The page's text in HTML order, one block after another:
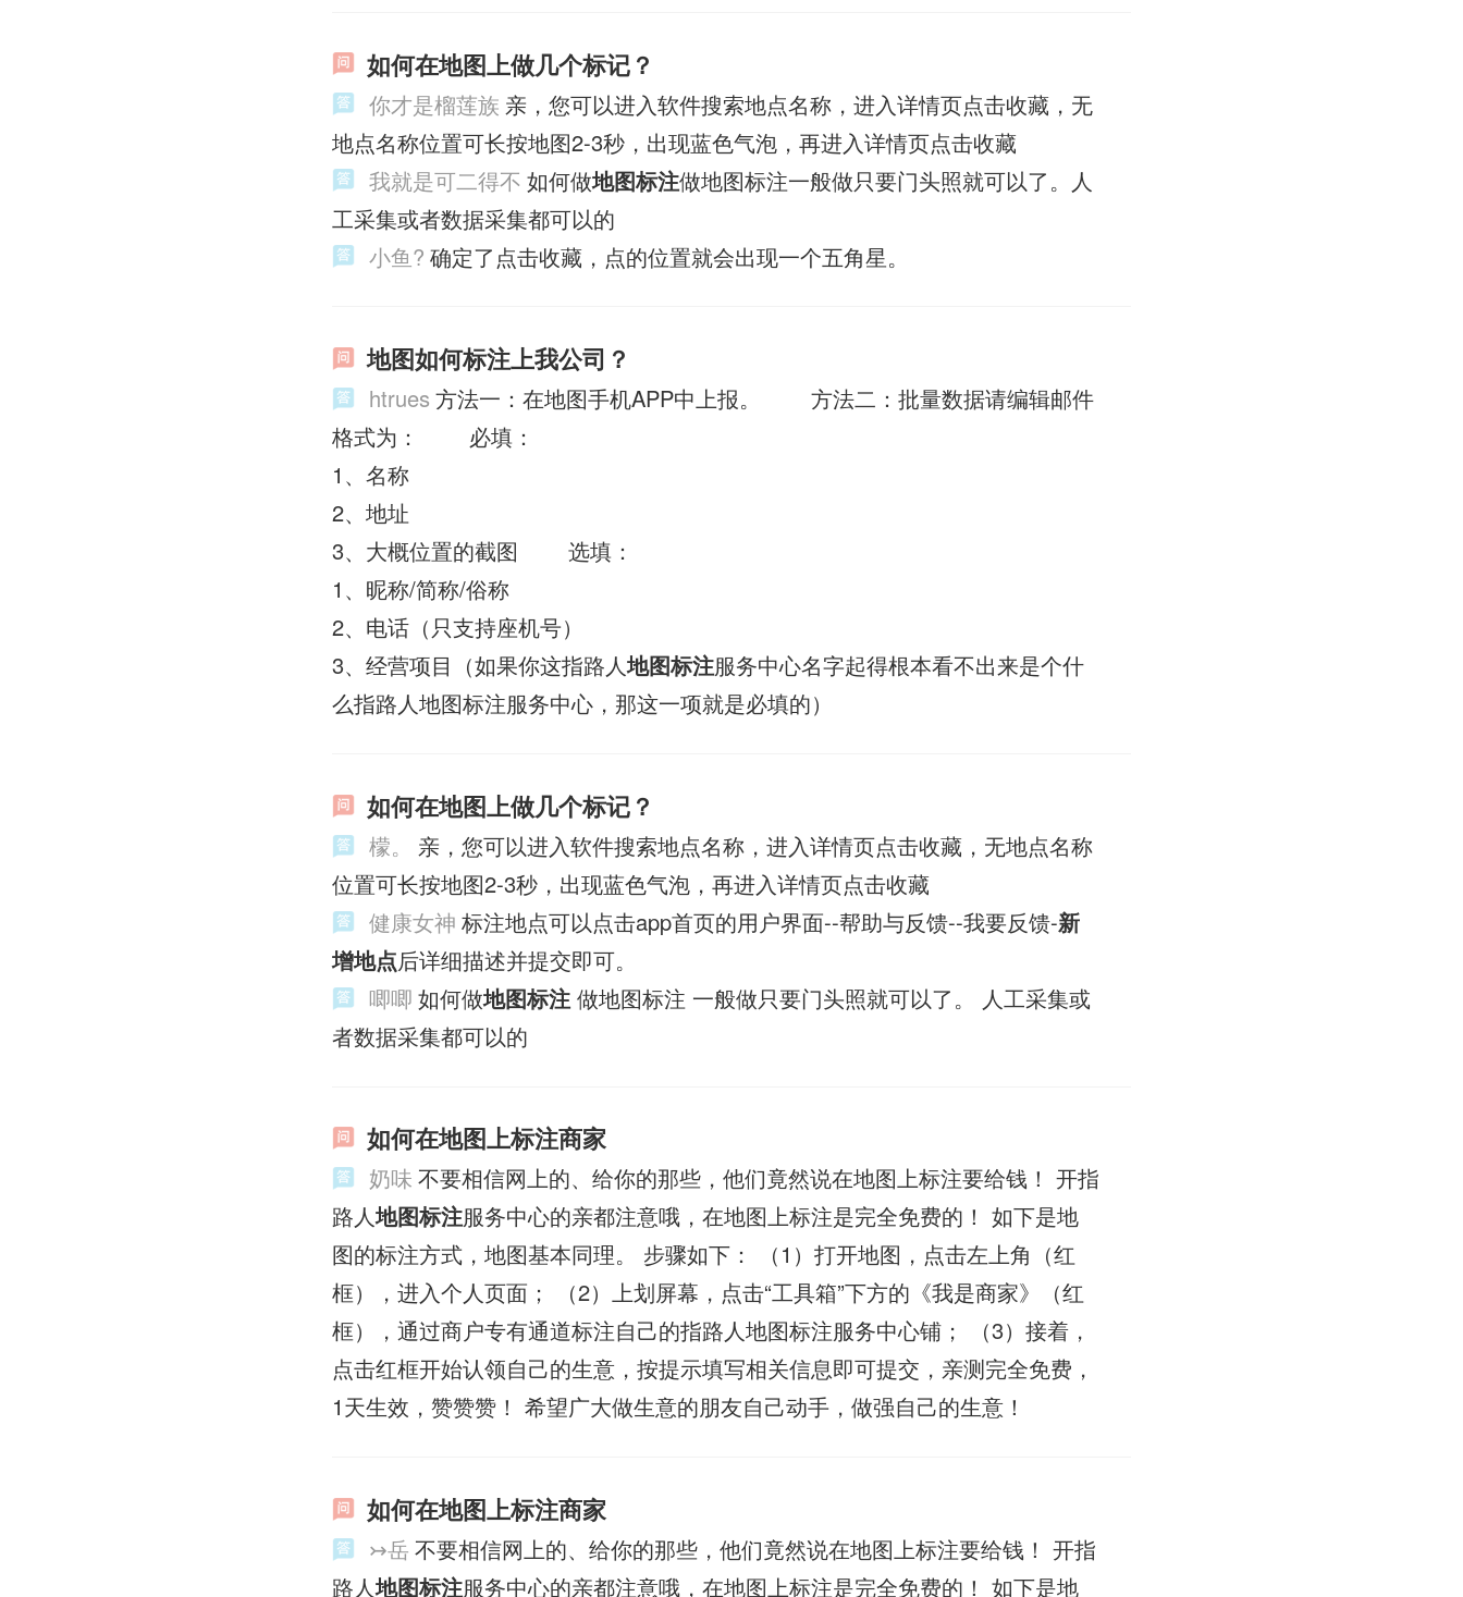
如何在地图上做几个标记？
你才是榴莲族 亲，您可以进入软件搜索地点名称，进入详情页点击收藏，无
地点名称位置可长按地图2-3秒，出现蓝色气泡，再进入详情页点击收藏
我就是可二得不 如何做地图标注做地图标注一般做只要门头照就可以了。人
工采集或者数据采集都可以的
小鱼?️ 确定了点击收藏，点的位置就会出现一个五角星。
地图如何标注上我公司？
htrues 方法一：在地图手机APP中上报。 方法二：批量数据请编辑邮件
格式为： 必填：
1、名称
2、地址
3、大概位置的截图 选填：
1、昵称/简称/俗称
2、电话（只支持座机号）
3、经营项目（如果你这指路人地图标注服务中心名字起得根本看不出来是个什
么指路人地图标注服务中心，那这一项就是必填的）
如何在地图上做几个标记？
檬。
亲，您可以进入软件搜索地点名称，进入详情页点击收藏，无地点名称
位置可长按地图2-3秒，出现蓝色气泡，再进入详情页点击收藏
健康女神 标注地点可以点击app首页的用户界面--帮助与反馈--我要反馈-新
增地点后详细描述并提交即可。
唧唧 如何做地图标注 做地图标注 一般做只要门头照就可以了。 人工采集或
者数据采集都可以的
如何在地图上标注商家
奶味 不要相信网上的、给你的那些，他们竟然说在地图上标注要给钱！ 开指
路人地图标注服务中心的亲都注意哦，在地图上标注是完全免费的！ 如下是地
图的标注方式，地图基本同理。 步骤如下： （1）打开地图，点击左上角（红
框），进入个人页面； （2）上划屏幕，点击“工具箱”下方的《我是商家》（红
框），通过商户专有通道标注自己的指路人地图标注服务中心铺； （3）接着，
点击红框开始认领自己的生意，按提示填写相关信息即可提交，亲测完全免费，
1天生效，赞赞赞！ 希望广大做生意的朋友自己动手，做强自己的生意！
如何在地图上标注商家
↣岳 不要相信网上的、给你的那些，他们竟然说在地图上标注要给钱！ 开指
路人地图标注服务中心的亲都注意哦，在地图上标注是完全免费的！ 如下是地